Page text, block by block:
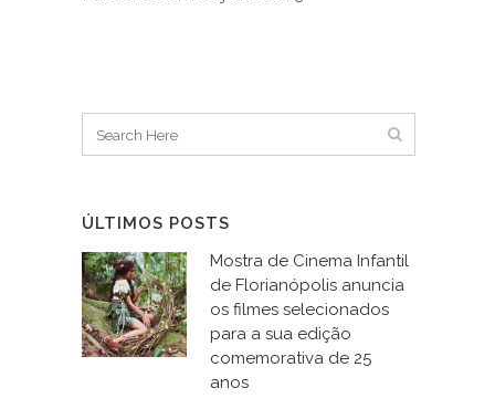
ÚLTIMOS POSTS
Mostra de Cinema Infantil
de Florianópolis anuncia
os filmes selecionados
para a sua edição
comemorativa de 25
anos